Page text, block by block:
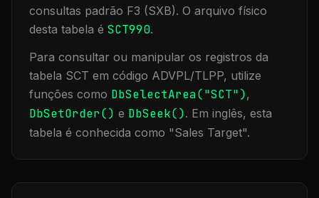
consultas padrão F3 (SXB). O arquivo físico
desta tabela é SCT990.
Para consultar ou manipular os registros da
tabela SCT em código ADVPL/TLPP, utilize
funções como DbSelectArea("SCT"),
DbSetOrder() e DbSeek(). Em inglês, esta
tabela é conhecida como "Sales Target".